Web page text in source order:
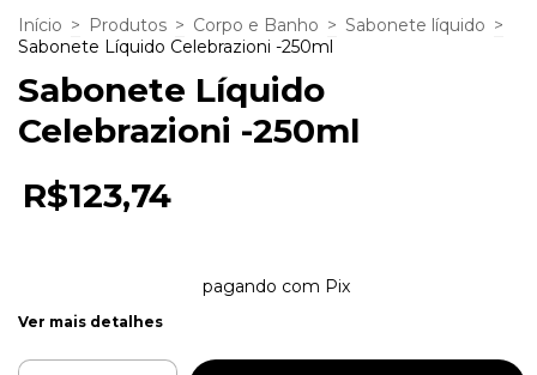
Início > Produtos > Corpo e Banho > Sabonete líquido >
Sabonete Líquido Celebrazioni -250ml
Sabonete Líquido
Celebrazioni -250ml
R$123,74
pagando com Pix
Ver mais detalhes